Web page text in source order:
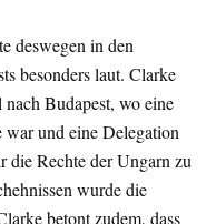
deswegen in den
besonders laut. Clarke
Budapest, wo eine
und eine Delegation
die Rechte der Ungarn zu
wurde die
betont zudem, dass